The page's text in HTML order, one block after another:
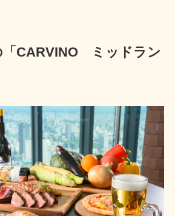
「CARVINO ミッドラン